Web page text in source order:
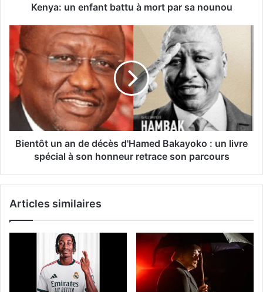
Kenya: un enfant battu à mort par sa nounou
Bientôt un an de décès d'Hamed Bakayoko : un livre
spécial à son honneur retrace son parcours
Articles similaires